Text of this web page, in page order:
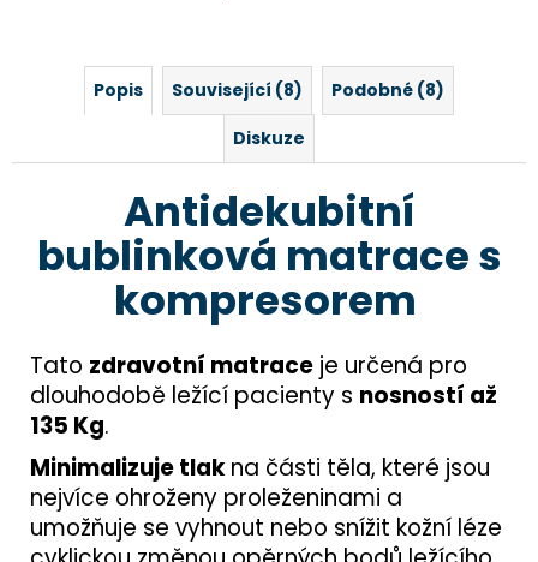
Popis Související (8)
Podobné (8)
Diskuze
Antidekubitní
bublinková matrace s
kompresorem
Tato zdravotní matrace je určená pro
dlouhodobě ležící pacienty s nosností až
135 Kg.
Minimalizuje tlak na části těla, které jsou
nejvíce ohroženy proleženinami a
umožňuje se vyhnout nebo snížit kožní léze